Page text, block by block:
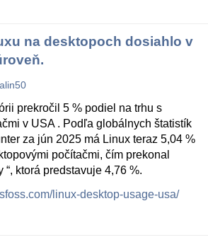
na desktopoch dosiahlo v
prekročil 5 % podiel na trhu s
v USA . Podľa globálnych štatistík
za jún 2025 má Linux teraz 5,04 %
počítačmi, čím prekonal
“, ktorá predstavuje 4,76 %.
linux-desktop-usage-usa/